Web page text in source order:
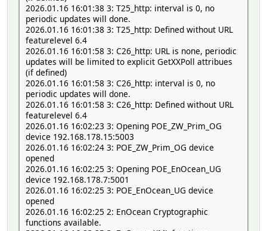
2026.01.16 16:01:38 3: T25_http: interval is 0, no
periodic updates will done.
2026.01.16 16:01:38 3: T25_http: Defined without URL
featurelevel 6.4
2026.01.16 16:01:58 3: C26_http: URL is none, periodic
updates will be limited to explicit GetXXPoll attribues
(if defined)
2026.01.16 16:01:58 3: C26_http: interval is 0, no
periodic updates will done.
2026.01.16 16:01:58 3: C26_http: Defined without URL
featurelevel 6.4
2026.01.16 16:02:23 3: Opening POE_ZW_Prim_OG
device 192.168.178.15:5003
2026.01.16 16:02:24 3: POE_ZW_Prim_OG device
opened
2026.01.16 16:02:25 3: Opening POE_EnOcean_UG
device 192.168.178.7:5001
2026.01.16 16:02:25 3: POE_EnOcean_UG device
opened
2026.01.16 16:02:25 2: EnOcean Cryptographic
functions available.